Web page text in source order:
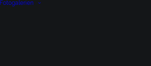
Fotogalerien